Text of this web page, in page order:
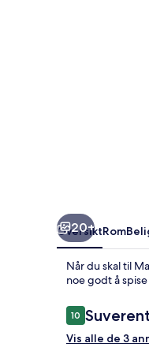
20+
OversiktRom
Når du skal til
noe godt å
Anmeldelser
1010 av 10 –
Suverent
Vis alle de 3